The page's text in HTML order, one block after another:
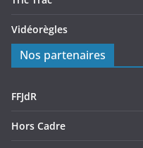
Vidéorègles
Nos partenaires
FFJdR
Hors Cadre